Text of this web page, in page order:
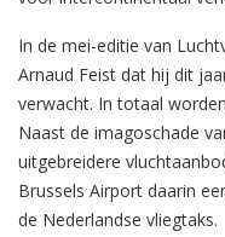
In de mei-editie van
Arnaud Feist dat hij dit
verwacht. In totaal
Naast de imagoschade
uitgebreidere
Brussels Airport daarin
de Nederlandse vliegtaks.